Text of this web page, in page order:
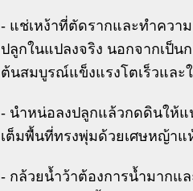
- แช่เหง้าที่ตัดรากและทำควา
ปลูกในแปลงจริง นอกจากเป็น
ต้นสมบูรณ์แข็งแรงโตเร็วและ
- นำหน่อลงปลูกแล้วกดดินให้
เต็มพื้นที่ทรงพุ่มด้วยเศษหญ้าแ
- กล้วยน้ำว้าต้องการน้ำมากแ